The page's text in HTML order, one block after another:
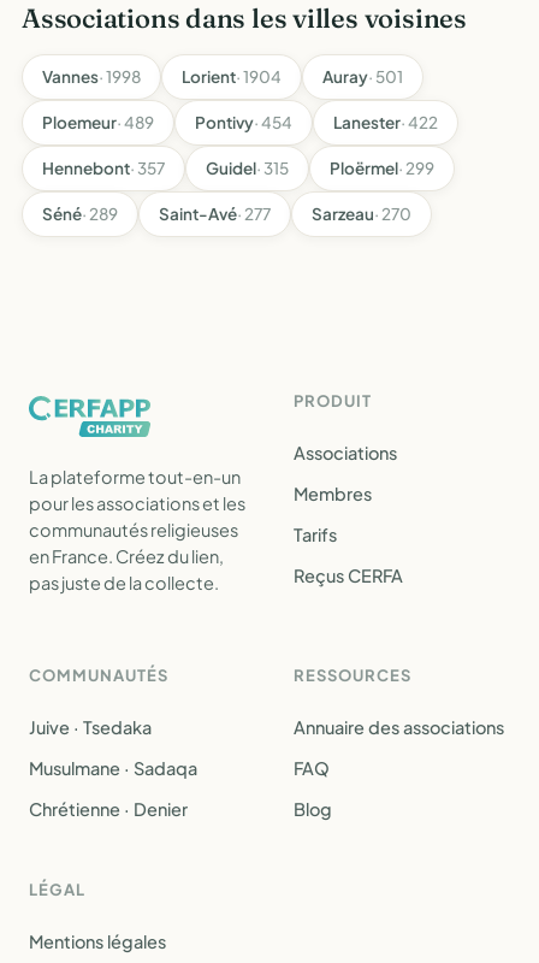
Associations dans les villes voisines
Vannes· 1998 Lorient· 1904 Auray· 501
Ploemeur· 489 Pontivy· 454 Lanester· 422
Hennebont· 357 Guidel· 315 Ploërmel· 299
Séné· 289 Saint-Avé· 277 Sarzeau· 270
La plateforme tout-en-un
pour les associations et les
communautés religieuses
en France. Créez du lien,
pas juste de la collecte.
PRODUIT
Associations
Membres
Tarifs
Reçus CERFA
COMMUNAUTÉS
Juive · Tsedaka
Musulmane · Sadaqa
Chrétienne · Denier
RESSOURCES
Annuaire des associations
FAQ
Blog
LÉGAL
Mentions légales